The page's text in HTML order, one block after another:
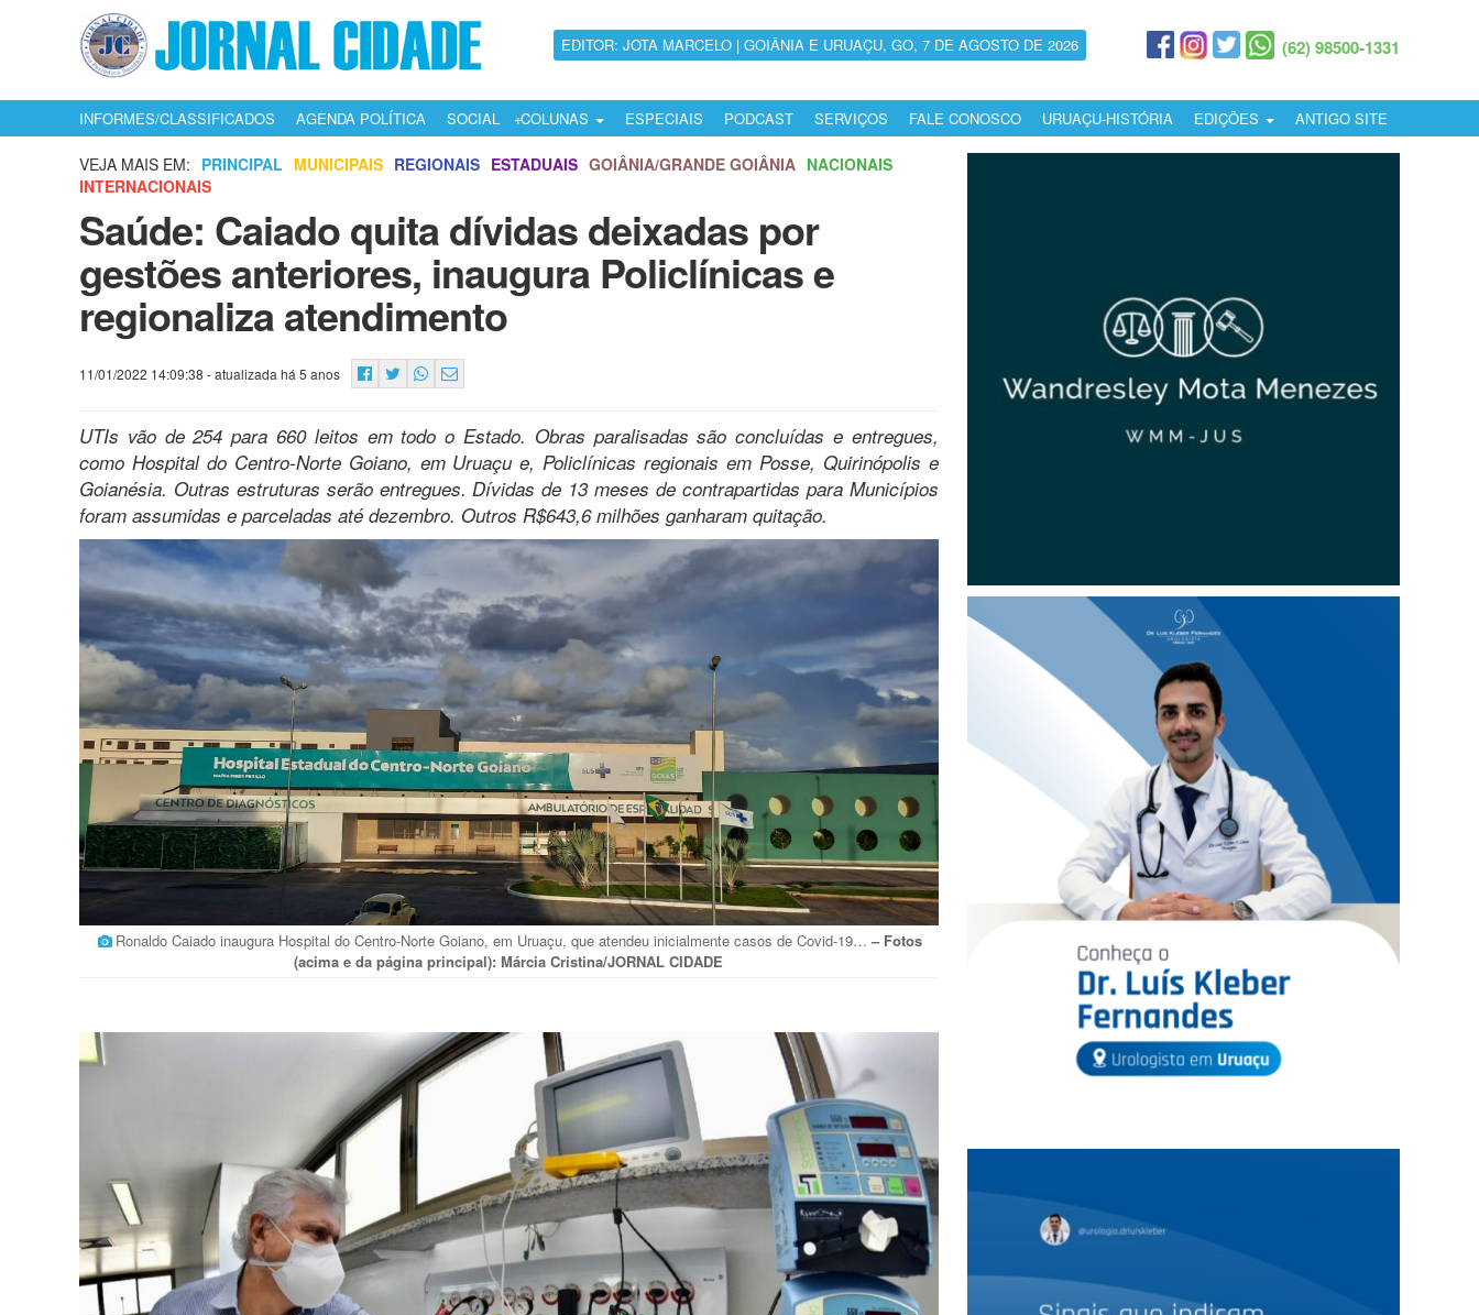
EDITOR: JOTA MARCELO | GOIÂNIA E URUAÇU, GO, 7 DE AGOSTO DE 2026 (62) 98500-1331
INFORMES/CLASSIFICADOS AGENDA POLÍTICA SOCIAL COLUNAS ESPECIAIS PODCAST SERVIÇOS FALE CONOSCO URUAÇU-HISTÓRIA EDIÇÕES ANTIGO SITE
VEJA MAIS EM: PRINCIPAL MUNICIPAIS REGIONAIS ESTADUAIS GOIÂNIA/GRANDE GOIÂNIA NACIONAIS
INTERNACIONAIS
Saúde: Caiado quita dívidas deixadas por
gestões anteriores, inaugura Policlínicas e
regionaliza atendimento
11/01/2022 14:09:38 - atualizada há 5 anos
UTIs vão de 254 para 660 leitos em todo o Estado. Obras paralisadas são concluídas e entregues,
como Hospital do Centro-Norte Goiano, em Uruaçu e, Policlínicas regionais em Posse, Quirinópolis e
Goianésia. Outras estruturas serão entregues. Dívidas de 13 meses de contrapartidas para Municípios
foram assumidas e parceladas até dezembro. Outros R$643,6 milhões ganharam quitação.
Ronaldo Caiado inaugura Hospital do Centro-Norte Goiano, em Uruaçu, que atendeu inicialmente casos de Covid-19…– Fotos
(acima e da página principal): Márcia Cristina/JORNAL CIDADE